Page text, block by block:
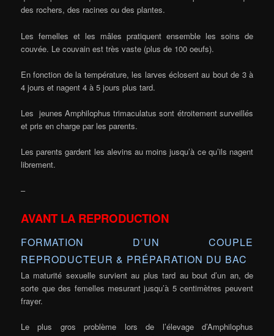
des rochers, des racines ou des plantes.
Les femelles et les mâles pratiquent ensemble les soins de
couvée. Le couvain est très vaste (plus de 100 oeufs).
En fonction de la température, les larves éclosent au bout de 3 à
4 jours et nagent 4 à 5 jours plus tard.
Les jeunes Amphilophus trimaculatus sont étroitement surveillés
et pris en charge par les parents.
Les parents gardent les alevins au moins jusqu’à ce qu’ils nagent
librement.
–
AVANT LA REPRODUCTION
FORMATION D’UN COUPLE
REPRODUCTEUR & PRÉPARATION DU BAC
La maturité sexuelle survient au plus tard au bout d’un an, de
sorte que des femelles mesurant jusqu’à 5 centimètres peuvent
frayer.
Le plus gros problème lors de l’élevage d’Amphilophus